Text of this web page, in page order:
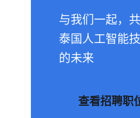
与我们一起，
泰国人工智能
的未来
查看招聘职